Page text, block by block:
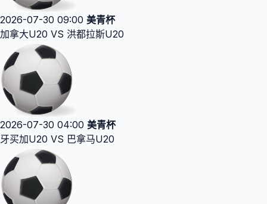
2026-07-30 09:00 美青杯
加拿大U20 VS 洪都拉斯U20
2026-07-30 04:00 美青杯
牙买加U20 VS 巴拿马U20